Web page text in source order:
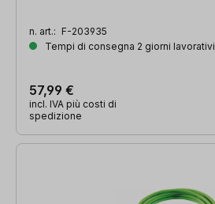
n. art.: F-203935
Tempi di consegna 2 giorni lavorativi
57,99 €
incl. IVA più costi di
spedizione